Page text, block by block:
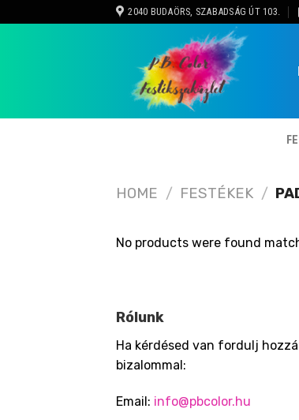
to
2040 BUDAÖRS, SZABADSÁG ÚT 103.
HOME / FESTÉKEK /
No products were found
Rólunk
Ha kérdésed van fordulj
bizalommal:
Email: info@pbcolor.hu